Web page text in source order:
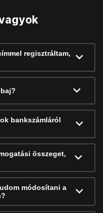
regisztráltam,
bankszámláról
összeget,
módosítani a